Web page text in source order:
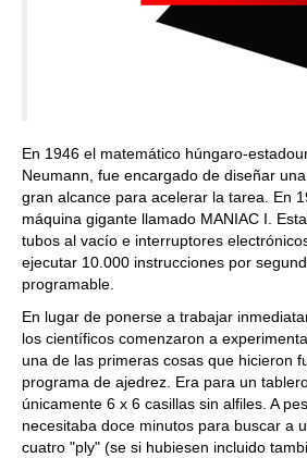
En 1946 el matemático húngaro-
Neumann, fue encargado de diseñar
gran alcance para acelerar la tarea. En
máquina gigante llamado MANIAC I.
tubos al vacío e interruptores
ejecutar 10.000 instrucciones por
programable.
En lugar de ponerse a trabajar
los científicos comenzaron a
una de las primeras cosas que hicieron
programa de ajedrez. Era para un
únicamente 6 x 6 casillas sin alfiles. A
necesitaba doce minutos para buscar a
cuatro "ply" (se si hubiesen incluido